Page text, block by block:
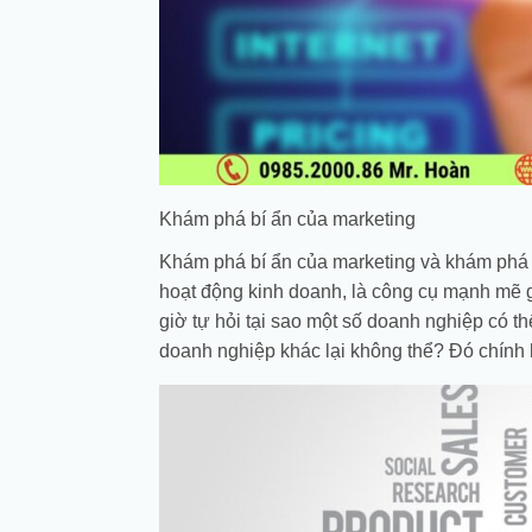
Khám phá bí ẩn của marketing
Khám phá bí ẩn của marketing và khám
hoạt động kinh doanh, là công cụ mạnh
giờ tự hỏi tại sao một số doanh nghiệp có
doanh nghiệp khác lại không thể? Đó chính